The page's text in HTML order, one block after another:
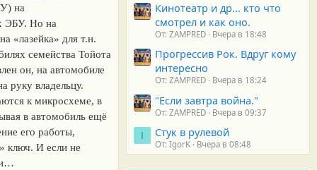
на
ЭБУ. Но на
«лазейка» для т.н.
семейства Тойота
он, на автомобиле
руку владельцу.
к микросхеме, в
в автомобиль ещё
его работы,
ключ. И если не
Кинотеатр и др... кто что
смотрел и как оно.
От: ZAMPRED Вчера в 18:48
Прогрессив Рок. Вдруг кому
интересно
От: ZAMPRED Вчера в 18:24
"Если завтра война."
От: ZAMPRED Вчера в 09:37
I Стук в рулевой
От: IgorK Вчера в 08:48